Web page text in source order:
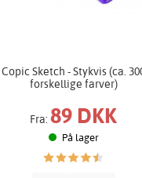
Copic Sketch - Stykvis (ca.
forskellige farver)
Fra:89 DKK
På lager